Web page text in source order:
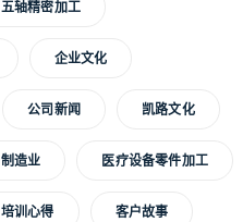
五轴精密加工
企业文化
公司新闻 凯路文化
制造业 医疗设备零件加工
培训心得 客户故事